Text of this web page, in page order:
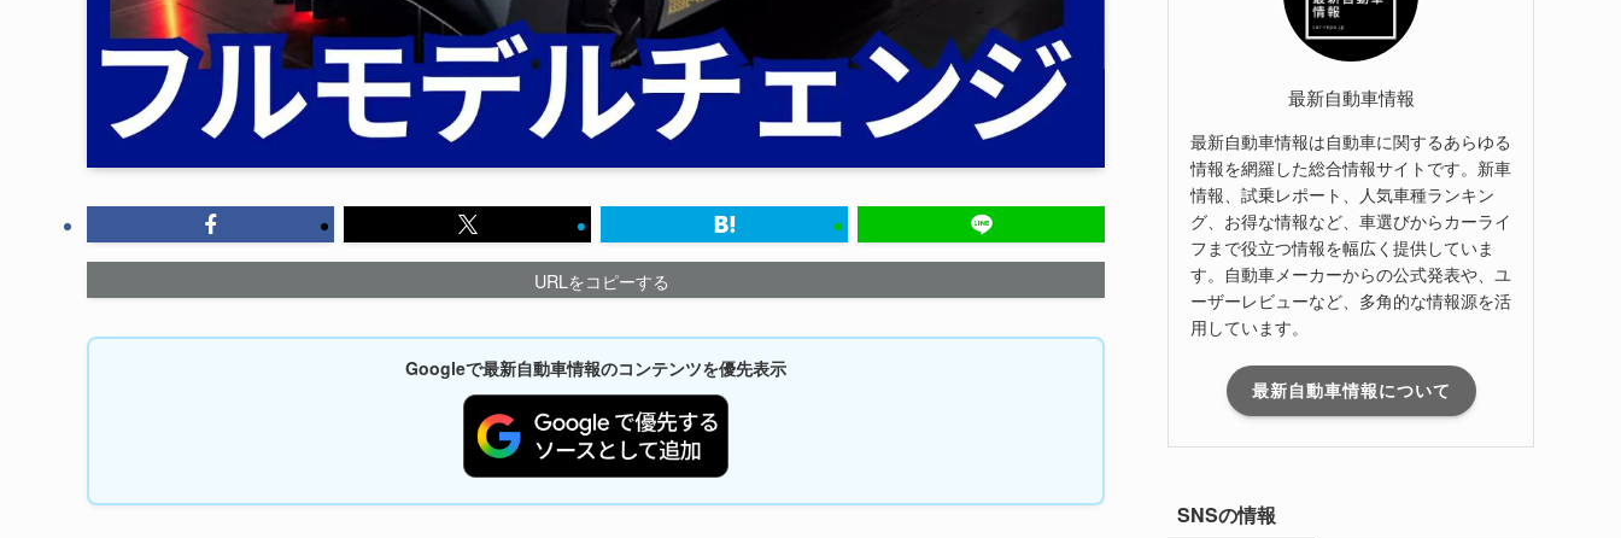
URLをコピーする
Googleで最新自動車情報のコンテンツを優先表示
最新自動車情報
最新自動車情報は自動車に関するあらゆる
情報を網羅した総合情報サイトです。新車
情報、試乗レポート、人気車種ランキン
グ、お得な情報など、車選びからカーライ
フまで役立つ情報を幅広く提供していま
す。自動車メーカーからの公式発表や、ユ
ーザーレビューなど、多角的な情報源を活
用しています。
最新自動車情報について
SNSの情報